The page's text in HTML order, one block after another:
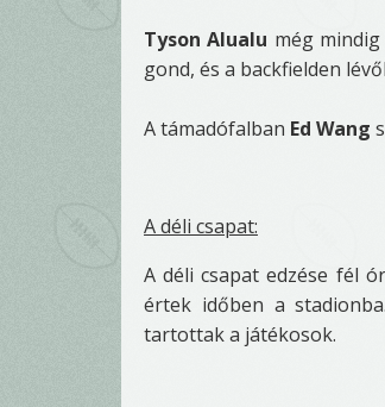
Tyson Alualu még
gond, és a backfielden
A támadófalban Ed Wang
A déli csapat:
A déli csapat edzése fél
értek időben a
tartottak a játékosok.